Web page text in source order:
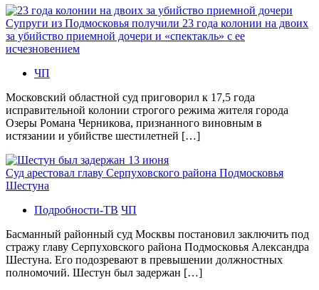
Супруги из Подмосковья получили 23 года колонии на двоих
за убийство приемной дочери и «спектакль» с ее
исчезновением
ЧП
Московский областной суд приговорил к 17,5 года
исправительной колонии строгого режима жителя города
Озеры Романа Черникова, признанного виновным в
истязании и убийстве шестилетней […]
Суд арестовал главу Серпуховского района Подмосковья
Шестуна
Подробности-ТВ ЧП
Басманный районный суд Москвы постановил заключить под
стражу главу Серпуховского района Подмосковья Александра
Шестуна. Его подозревают в превышении должностных
полномочий. Шестун был задержан […]